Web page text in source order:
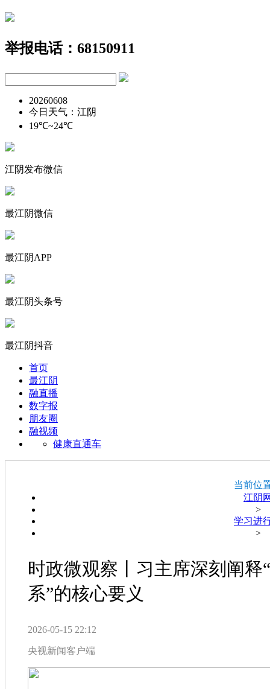
举报电话：68150911
20260608
今日天气：江阴
19℃~24℃
江阴发布微信
最江阴微信
最江阴APP
最江阴头条号
最江阴抖音
首页
最江阴
融直播
数字报
朋友圈
融视频
健康直通车
当前位
江阴
>
学习进
>
时政微观察丨习主席深刻阐
系”的核心要义
2026-05-15 22:12
央视新闻客户端